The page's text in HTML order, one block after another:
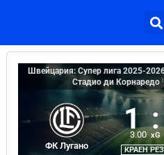
Швейцария: Супер лига 2025-
Стадио ди Корнаредо
ФК Лугано
1 :
3.00 xG
КРАЕН